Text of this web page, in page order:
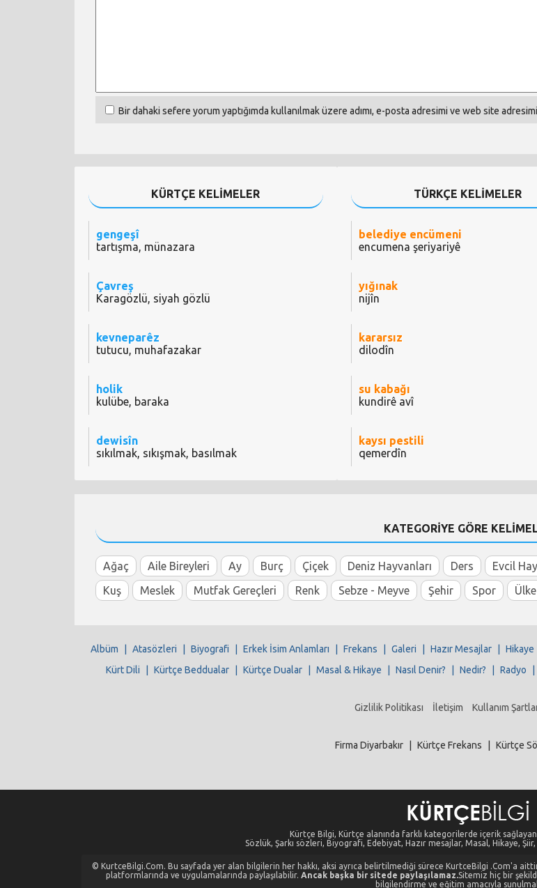
Bir dahaki sefere yorum yaptığımda kullanılmak üzere adımı, e-posta adresimi ve web site
KÜRTÇE KELİMELER
gengeşî
tartışma, münazara
Çavreş
Karagözlü, siyah gözlü
kevneparêz
tutucu, muhafazakar
holik
kulübe, baraka
dewisîn
sıkılmak, sıkışmak, basılmak
TÜRKÇE KELİMELER
belediye encümeni
encumena şeriyariyê
yığınak
nijîn
kararsız
dilodîn
su kabağı
kundirê avî
kaysı pestili
qemerdîn
KATEGORİYE GÖRE
Ağaç Aile Bireyleri Ay Burç Çiçek Deniz Hayvanları Ders Evcil
Kuş
Meslek Mutfak Gereçleri Renk Sebze - Meyve Şehir Spor Ülke
Albüm Atasözleri Biyografi Erkek İsim Anlamları Frekans Galeri Hazır Mesajlar Hikaye
Kürt Dili
Kürtçe Beddualar Kürtçe Dualar Masal & Hikaye Nasıl Denir? Nedir? Radyo
Gizlilik Politikası İletişim Kullanım
Firma Diyarbakır Kürtçe Frekans Kürtçe
Kürtçe Bilgi, Kürtçe alanında farklı kategorilerde içerik
Sözlük, Şarkı sözleri, Biyografi, Edebiyat, Hazır mesajlar, Masal, Hikaye,
© KurtceBilgi.Com. Bu sayfada yer alan bilgilerin her hakkı, aksi ayrıca belirtilmediği sürece KurtceBilgi .Com'a
platformlarında ve uygulamalarında paylaşılabilir. Ancak başka bir sitede paylaşılamaz.Sitemiz hiç bir
bilgilendirme ve eğitim amacıyla